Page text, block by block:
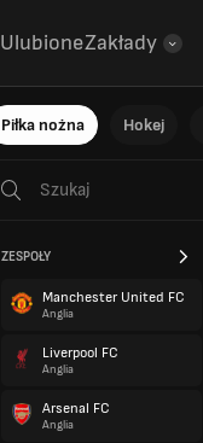
UlubioneZakłady
Piłka nożna Hokej
ZESPOŁY
Manchester United FC
Anglia
Liverpool FC
Anglia
Arsenal FC
Anglia